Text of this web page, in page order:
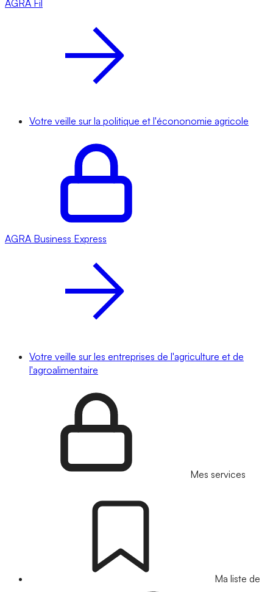
AGRA Fil
Votre veille sur la politique et l'écononomie agricole
AGRA Business Express
Votre veille sur les entreprises de l'agriculture et de
l'agroalimentaire
Mes services
Ma liste de